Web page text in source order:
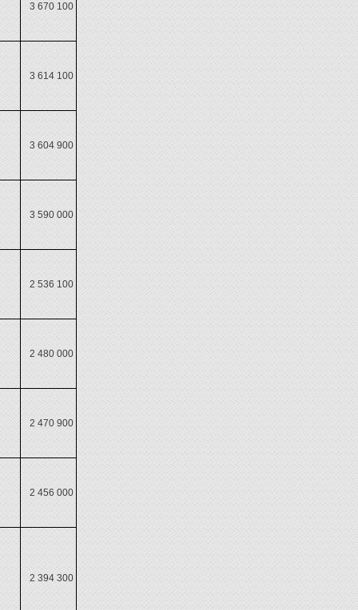
3 670 100
3 614 100
3 604 900
3 590 000
2 536 100
2 480 000
2 470 900
2 456 000
2 394 300